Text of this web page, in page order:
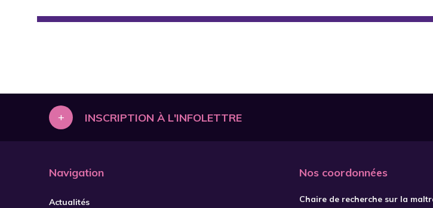
+ INSCRIPTION À L'INFOLETTRE
Navigation
Actualités
Nos coordonnées
Chaire de recherche sur la